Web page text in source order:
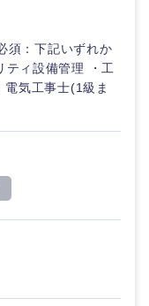
サイエンス
新卒
ートアップ企
を活かす
休日120日以
須：下記いずれか
ティ設備管理 ・工
気工事士(1級ま